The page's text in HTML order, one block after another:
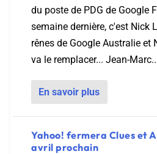
du poste de PDG de Google
semaine dernière, c'est Nick
rênes de Google Australie et
va le remplacer... Jean-
En savoir plus
Yahoo! fermera Clues et
avril prochain